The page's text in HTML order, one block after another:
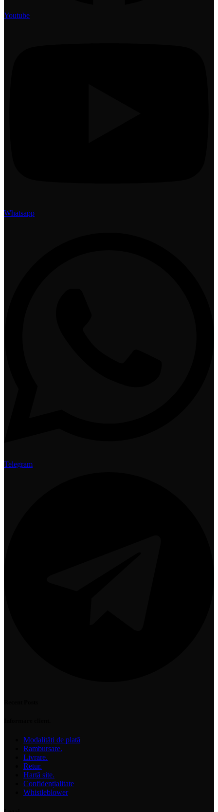
Youtube
Whatsapp
Telegram
Modalități de plată
Rambursare.
Livrare.
Retur.
Hartă site.
Confidențialitate
Whistleblower